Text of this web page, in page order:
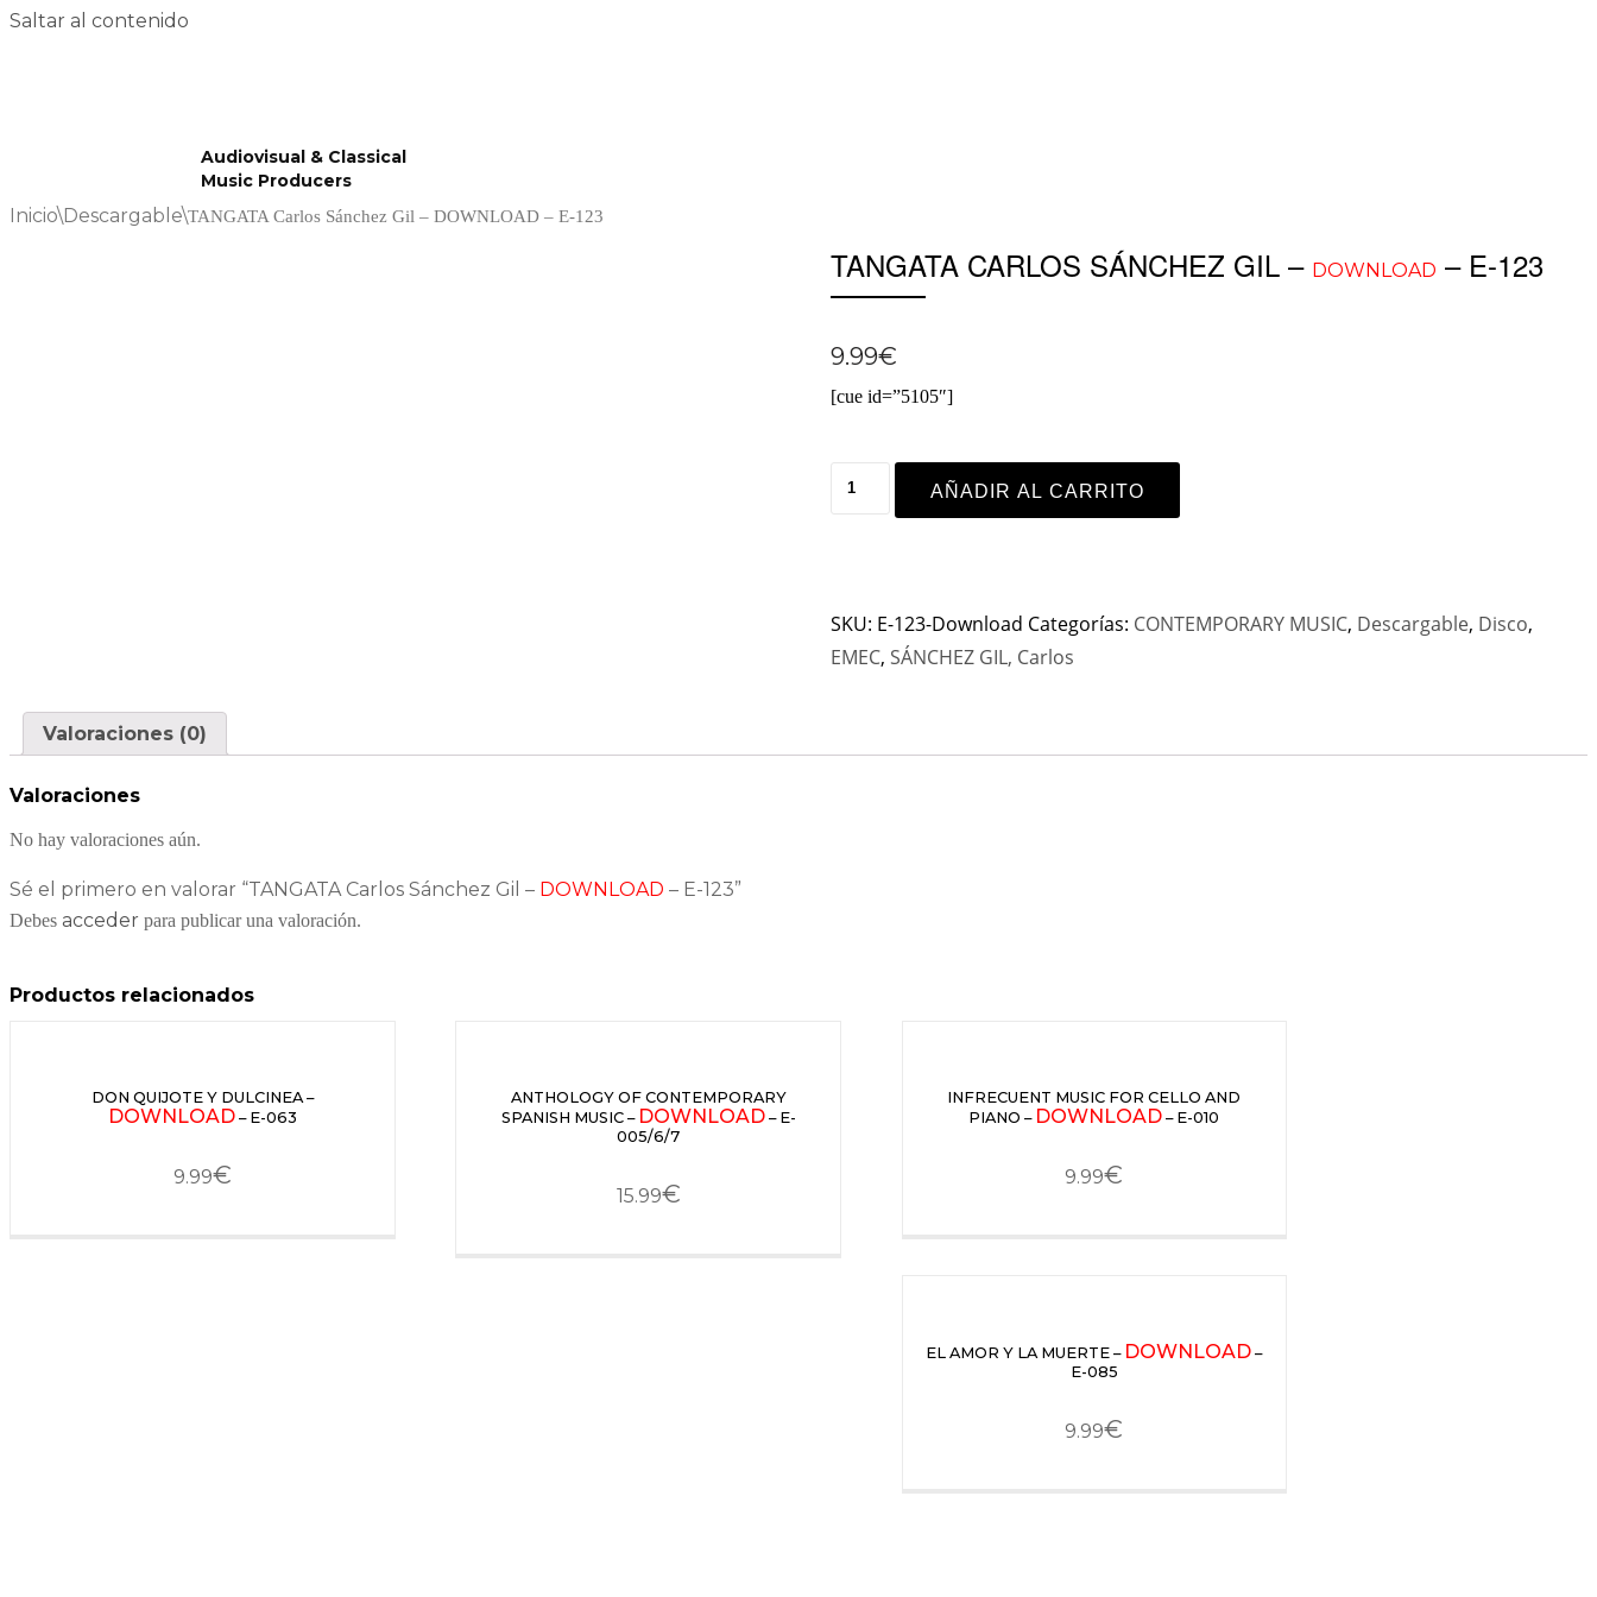
Saltar al contenido
Audiovisual & Classical
Music Producers
Inicio\Descargable\TANGATA Carlos Sánchez Gil – DOWNLOAD – E-123
TANGATA CARLOS SÁNCHEZ GIL – DOWNLOAD – E-123
9.99€
[cue id=”5105″]
AÑADIR AL CARRITO
SKU: E-123-Download Categorías: CONTEMPORARY MUSIC, Descargable, Disco,
EMEC, SÁNCHEZ GIL, Carlos
Valoraciones (0)
Valoraciones
No hay valoraciones aún.
Sé el primero en valorar “TANGATA Carlos Sánchez Gil – DOWNLOAD – E-123”
Debes acceder para publicar una valoración.
Productos relacionados
DON QUIJOTE Y DULCINEA –
DOWNLOAD– E-063
9.99€
ANTHOLOGY OF CONTEMPORARY
SPANISH MUSIC – DOWNLOAD– E-
005/6/7
15.99€
INFRECUENT MUSIC FOR CELLO AND
PIANO – DOWNLOAD – E-010
9.99€
EL AMOR Y LA MUERTE – DOWNLOAD –
E-085
9.99€